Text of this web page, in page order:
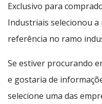
Exclusivo para
Industriais selecionou
referência no ramo
Se estiver procurando
e gostaria de
selecione uma das